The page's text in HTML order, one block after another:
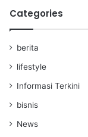
Categories
berita
lifestyle
Informasi Terkini
bisnis
News